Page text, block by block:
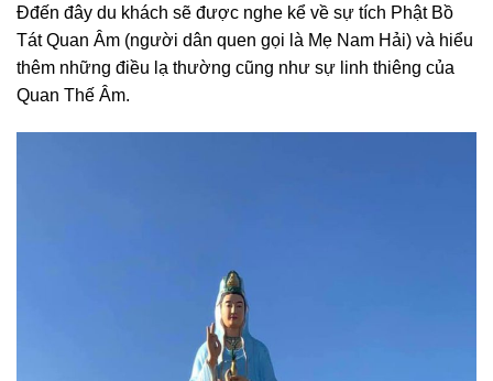
Đđến đây du khách sẽ được nghe kể về sự tích Phật Bồ
Tát Quan Âm (người dân quen gọi là Mẹ Nam Hải) và hiểu
thêm những điều lạ thường cũng như sự linh thiêng của
Quan Thế Âm.